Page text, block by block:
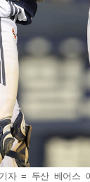
자 = 두산 베어스